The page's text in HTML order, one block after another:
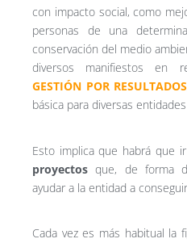
con impacto social, como
personas de una
conservación del medio
diversos manifiestos en
GESTIÓN POR RESULTADOS
básica para diversas
Esto implica que habrá que ir
proyectos que, de forma
ayudar a la entidad a
Cada vez es más habitual la